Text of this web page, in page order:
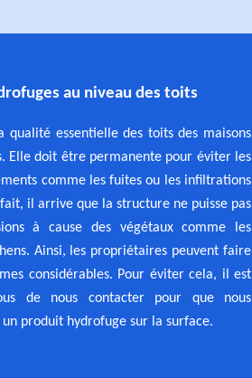
au niveau des toits
qualité essentielle des toits des maisons
Elle doit être permanente pour éviter les
comme les fuites ou les infiltrations
il arrive que la structure ne puisse pas
à cause des végétaux comme les
Ainsi, les propriétaires peuvent faire
considérables. Pour éviter cela, il est
de nous contacter pour que nous
produit hydrofuge sur la surface.